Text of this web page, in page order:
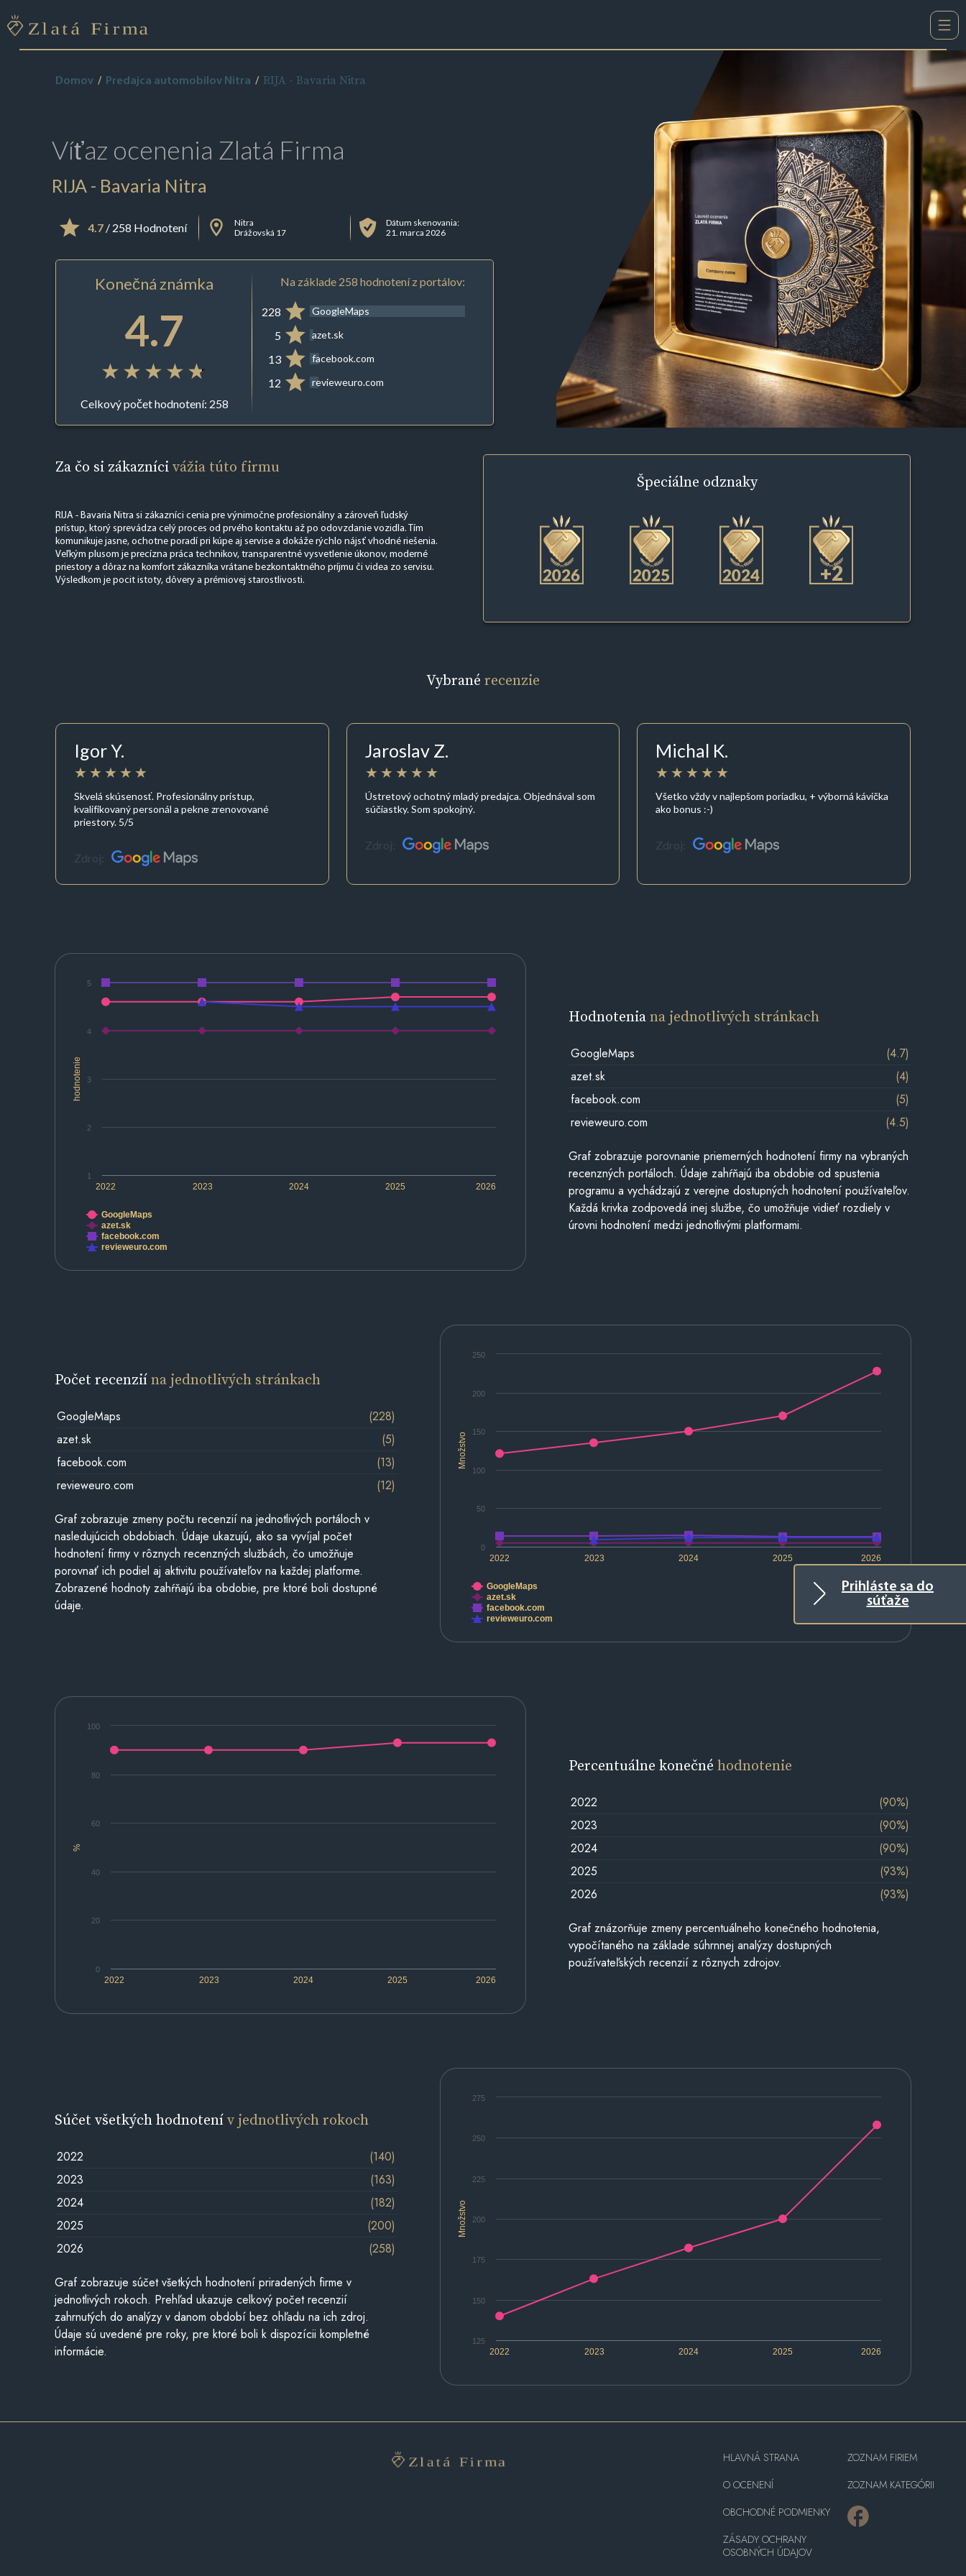
Prihláste sa do
súťaže
Domov Predajca automobilov Nitra RIJA - Bavaria Nitra
Víťaz ocenenia Zlatá Firma
RIJA - Bavaria Nitra
4.7/ 258 Hodnotení
Nitra
Drážovská 17
Dátum skenovania:
21. marca 2026
Konečná známka
4.7
Celkový počet hodnotení: 258
Na základe 258 hodnotení z portálov:
228 GoogleMaps
5 azet.sk
13 facebook.com
12 revieweuro.com
Za čo si zákaznícivážia túto firmu
RIJA - Bavaria Nitra si zákazníci cenia pre výnimočne profesionálny a zároveň ľudský
prístup, ktorý sprevádza celý proces od prvého kontaktu až po odovzdanie vozidla. Tím
komunikuje jasne, ochotne poradí pri kúpe aj servise a dokáže rýchlo nájsť vhodné riešenia.
Veľkým plusom je precízna práca technikov, transparentné vysvetlenie úkonov, moderné
priestory a dôraz na komfort zákazníka vrátane bezkontaktného príjmu či videa zo servisu.
Výsledkom je pocit istoty, dôvery a prémiovej starostlivosti.
Špeciálne odznaky
+2
Vybrané recenzie
Igor Y.
Skvelá skúsenosť. Profesionálny prístup,
kvalifikovaný personál a pekne zrenovované
priestory. 5/5
Zdroj:
Jaroslav Z.
Ústretový ochotný mladý predajca. Objednával som
súčiastky. Som spokojný.
Zdroj:
Michal K.
Všetko vždy v najlepšom poriadku, + výborná kávička
ako bonus :-)
Zdroj:
hodnotenie
2022 2023 2024 2025 2026
1
2
3
4
5
GoogleMaps
azet.sk
facebook.com
revieweuro.com
Hodnoteniana jednotlivých stránkach
GoogleMaps
(4.7)
azet.sk
(4)
facebook.com
(5)
revieweuro.com
(4.5)
Graf zobrazuje porovnanie priemerných hodnotení firmy na vybraných
recenzných portáloch. Údaje zahŕňajú iba obdobie od spustenia
programu a vychádzajú z verejne dostupných hodnotení používateľov.
Každá krivka zodpovedá inej službe, čo umožňuje vidieť rozdiely v
úrovni hodnotení medzi jednotlivými platformami.
Množstvo
2022 2023 2024 2025 2026
0
50
100
150
200
250
GoogleMaps
azet.sk
facebook.com
revieweuro.com
Počet recenziína jednotlivých stránkach
GoogleMaps
(228)
azet.sk
(5)
facebook.com
(13)
revieweuro.com
(12)
Graf zobrazuje zmeny počtu recenzií na jednotlivých portáloch v
nasledujúcich obdobiach. Údaje ukazujú, ako sa vyvíjal počet
hodnotení firmy v rôznych recenzných službách, čo umožňuje
porovnať ich podiel aj aktivitu používateľov na každej platforme.
Zobrazené hodnoty zahŕňajú iba obdobie, pre ktoré boli dostupné
údaje.
%
2022 2023 2024 2025 2026
0
20
40
60
80
100
Percentuálne konečnéhodnotenie
2022
(90%)
2023
(90%)
2024
(90%)
2025
(93%)
2026
(93%)
Graf znázorňuje zmeny percentuálneho konečného hodnotenia,
vypočítaného na základe súhrnnej analýzy dostupných
používateľských recenzií z rôznych zdrojov.
Množstvo
2022 2023 2024 2025 2026
125
150
175
200
225
250
275
Súčet všetkých hodnotenív jednotlivých rokoch
2022
(140)
2023
(163)
2024
(182)
2025
(200)
2026
(258)
Graf zobrazuje súčet všetkých hodnotení priradených firme v
jednotlivých rokoch. Prehľad ukazuje celkový počet recenzií
zahrnutých do analýzy v danom období bez ohľadu na ich zdroj.
Údaje sú uvedené pre roky, pre ktoré boli k dispozícii kompletné
informácie.
HLAVNÁ STRANA
O OCENENÍ
OBCHODNÉ PODMIENKY
ZÁSADY OCHRANY
OSOBNÝCH ÚDAJOV
ZOZNAM FIRIEM
ZOZNAM KATEGÓRII